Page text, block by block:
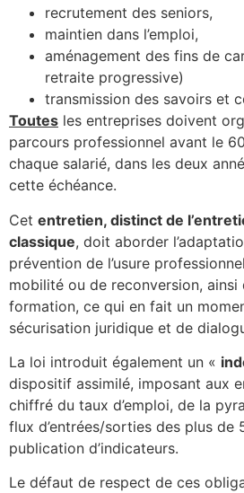
recrutement des seniors,
maintien dans l’emploi,
aménagement des fins de
retraite progressive)
transmission des savoirs et
Toutes les entreprises doivent
parcours professionnel avant le
chaque salarié, dans les deux
cette échéance.
Cet entretien, distinct de
classique, doit aborder
prévention de l’usure
mobilité ou de reconversion, ainsi
formation, ce qui en fait un
sécurisation juridique et de
La loi introduit également un «
dispositif assimilé, imposant aux
chiffré du taux d’emploi, de la
flux d’entrées/sorties des plus de
publication d’indicateurs.
Le défaut de respect de ces